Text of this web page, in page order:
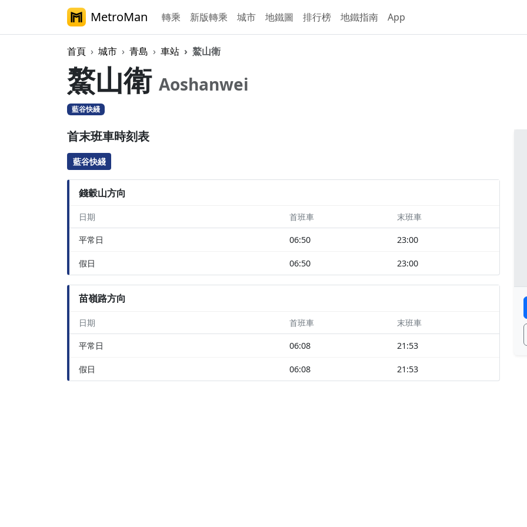
MetroMan 轉乘 新版轉乘 城市 地鐵圖 排行榜 地鐵指南 App
首頁 城市 青島 車站 鰲山衛
鰲山衛 Aoshanwei
藍谷快綫
首末班車時刻表
藍谷快綫
錢穀山方向
日期 首班車 末班車
平常日 06:50 23:00
假日 06:50 23:00
苗嶺路方向
日期 首班車 末班車
平常日 06:08 21:53
假日 06:08 21:53